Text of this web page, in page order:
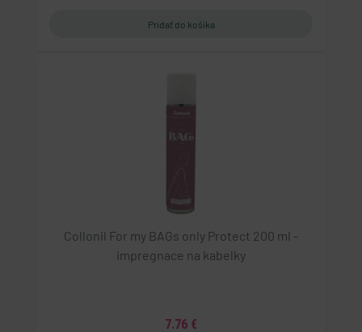
Collonil For my BAGs only Protect 200 ml -
impregnace na kabelky
7.76 €